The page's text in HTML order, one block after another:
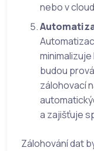
nebo v
budou
zálohovací
a zajišťuje
Zálohování dat